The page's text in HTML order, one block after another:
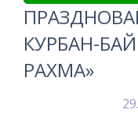
КУРБАН-
РАХМА»